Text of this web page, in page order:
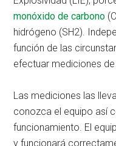
monóxido de carbono
hidrógeno (SH2).
función de las
efectuar mediciones
Las mediciones las
conozca el equipo así
funcionamiento. El
y funcionará